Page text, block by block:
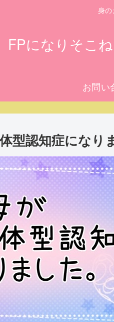
身の
FPになりそこ
お問い
型認知症になり